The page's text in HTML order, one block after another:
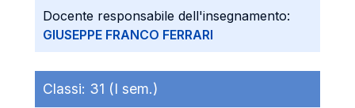
Docente responsabile dell'insegnamento:
GIUSEPPE FRANCO FERRARI
Classi: 31 (I sem.)